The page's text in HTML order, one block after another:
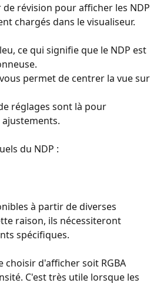
de révision pour afficher les NDP
chargés dans le visualiseur.
ce qui signifie que le NDP est
permet de centrer la vue sur
réglages sont là pour
du NDP :
à partir de diverses
raison, ils nécessiteront
spécifiques.
d'afficher soit RGBA
C'est très utile lorsque les